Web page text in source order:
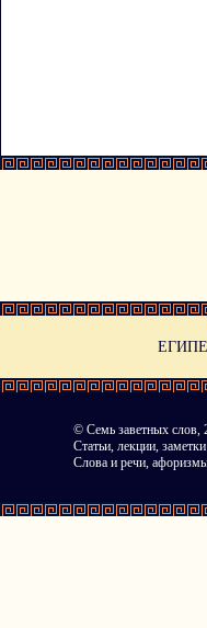
© Семь заветных слов,
Статьи, лекции,
Слова и речи,